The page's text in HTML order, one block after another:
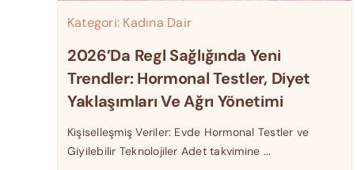
Kategori: Kadına Dair
2026’da Regl Sağlığında Yeni
Trendler: Hormonal Testler, Diyet
Yaklaşımları Ve Ağrı Yönetimi
Kişiselleşmiş Veriler: Evde Hormonal Testler ve
Giyilebilir Teknolojiler Adet takvimine ...